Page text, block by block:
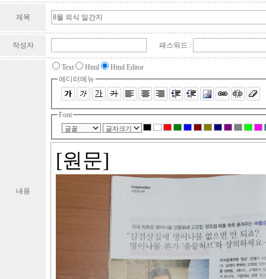
제목
작성자 패스워드 :
내용
Text Html
Html Editor
에디터메뉴
Font